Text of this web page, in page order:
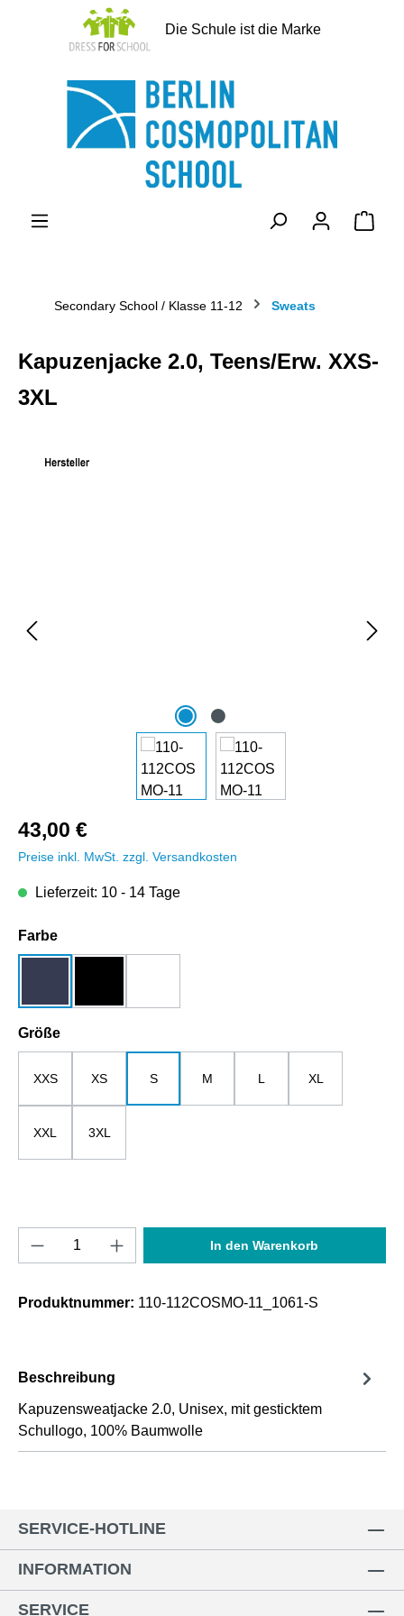
springen
Die Schule ist die Marke
Secondary School / Klasse 11-12 Sweats
Kapuzenjacke 2.0, Teens/Erw. XXS-
3XL
43,00 €
Preise inkl. MwSt. zzgl. Versandkosten
Lieferzeit: 10 - 14 Tage
Farbeauswählen
Größeauswählen
XXS XS S M L XL
XXL 3XL
Produkt Anzahl: Gib den gewünschten
In den Warenkorb
Produktnummer: 110-112COSMO-11_1061-S
Beschreibung
Kapuzensweatjacke 2.0, Unisex, mit gesticktem
Schullogo, 100% Baumwolle
SERVICE-HOTLINE
INFORMATION
SERVICE